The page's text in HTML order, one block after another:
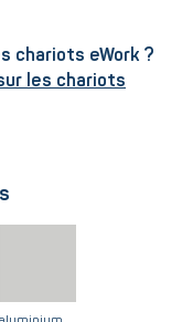
chariots eWork ?
les chariots